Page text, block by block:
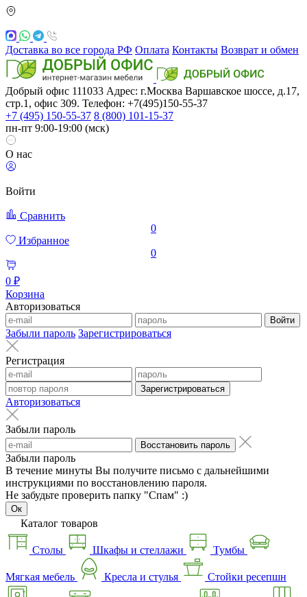
Доставка во все города РФ Оплата Контакты Возврат и обмен
Добрый офис 111033 Адрес: г.Москва Варшавское шоссе, д.17,
стр.1, офис 309. Телефон: +7(495)150-55-37
+7 (495) 150-55-37 8 (800) 101-15-37
пн-пт 9:00-19:00 (мск)
О нас
Войти
Сравнить
0
Избранное
0
0 ₽
Корзина
Авторизоваться
Войти
Забыли пароль Зарегистрироваться
Регистрация
Зарегистрироваться
Авторизоваться
Забыли пароль
Восстановить пароль
Забыли пароль
В течение минуты Вы получите письмо с дальнейшими
инструкциями по восстановлению пароля.
Не забудьте проверить папку "Спам" :)
Ок
Каталог товаров
Столы Шкафы и стеллажи Тумбы
Мягкая мебель Кресла и стулья Стойки ресепшн